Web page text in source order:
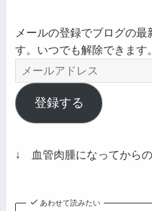
メールの登録でブログの
す。いつでも解除できます。
メ
ー
ル
ア
レ
登録する
↓ 血管肉腫になってからの
あわせて読みたい